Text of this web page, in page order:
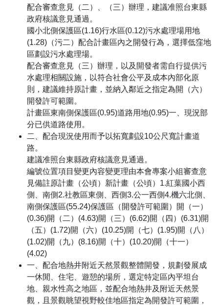
配合審查意見（二）、（三）辦理，建議准照台東縣
政府核議意見通過。
國小北側保護區(1.16)行水區(0.12)污水處理場用地
(1.28)（污二）配合計畫區內之開發行為，選擇低窪地
區劃設污水處理場。
配合審查意見（三）辦理，以及開發者需自行提供污
水處理相關設施，以符合社會公平及成本內部化原
則，建議維持原計畫，並納入鄰近之指定為開（六）
開發許可範圍。
計畫區東南側保護區(0.95)道路用地(0.95)一、現況部
分已供道路使用。
二、配合現況使用而予以拓寬劃設10公尺寬計畫道
路。
建議准照台東縣政府核議意見通過。
編號位置項目變更內容變更理由本會專案小組審查意
見備註原計畫（公頃）新計畫（公頃）1.紅葉國小西
側、南側2.社教區東側、西側3.公一西側4.機六北側、
南側保護區(55.24)保護區（開發許可範圍）開（一）
(0.36)開（二）(4.63)開（三）(6.62)開（四）(6.31)開
（五）(1.72)開（六）(10.25)開（七）(1.95)開（八）
(1.02)開（九）(8.16)開（十）(10.20)開（十一）
(4.02)
一、配合地熱井附近天然景觀整體開發，規劃發展成
一休閒、住宅、遊憩的場所，選定特定區內平坦台
地、親水性高之地區，並配合地熱井及附近天然景
觀，且景觀眺望視野較佳地區指定為開發許可範圍，